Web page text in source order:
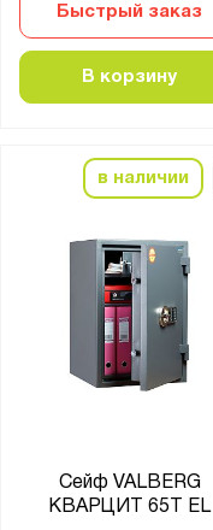
Быстрый заказ
В корзину
в наличии
Сейф VALBERG
КВАРЦИТ 65Т EL